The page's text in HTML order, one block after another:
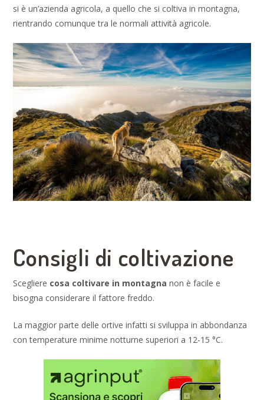
si è un’azienda agricola, a quello che si coltiva in montagna,
rientrando comunque tra le normali attività agricole.
Consigli di coltivazione
Scegliere cosa coltivare in montagna non è facile e
bisogna considerare il fattore freddo.
La maggior parte delle ortive infatti si sviluppa in abbondanza
con temperature minime notturne superiori a 12-15 °C.